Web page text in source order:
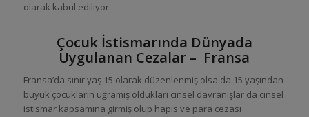
olarak kabul ediliyor.
Çocuk İstismarında Dünyada
Uygulanan Cezalar – Fransa
Fransa’da sınır yaş 15 olarak düzenlenmiş olsa da 15 yaşından
büyük çocukların uğramış oldukları cinsel davranışlar da cinsel
istismar kapsamına girmiş olup hapis ve para cezası